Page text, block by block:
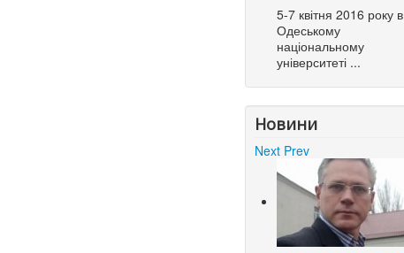
5-7 квітня 2016 року в
Одеському
національному
університеті ...
Новини
Next Prev